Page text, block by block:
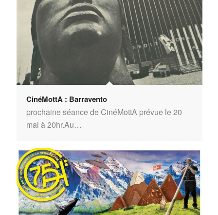
CinéMottA : Barravento
prochaine séance de CinéMottA prévue le 20
mai à 20hr.Au…